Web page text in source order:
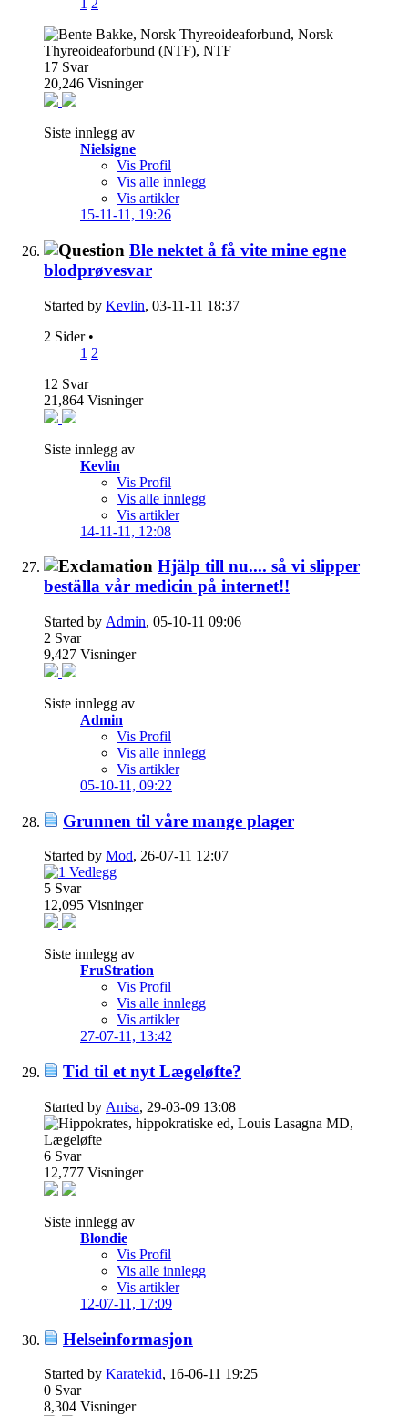
2
17 Svar
20,246 Visninger
Siste innlegg av
Nielsigne
Vis Profil
Vis alle innlegg
Vis artikler
15-11-11, 19:26
Ble nektet å få vite mine egne
blodprøvesvar
Started by Kevlin, 03-11-11 18:37
2 Sider •
1 2
12 Svar
21,864 Visninger
Siste innlegg av
Kevlin
Vis Profil
Vis alle innlegg
Vis artikler
14-11-11, 12:08
Hjälp till nu.... så vi slipper
beställa vår medicin på internet!!
Started by Admin, 05-10-11 09:06
2 Svar
9,427 Visninger
Siste innlegg av
Admin
Vis Profil
Vis alle innlegg
Vis artikler
05-10-11, 09:22
Grunnen til våre mange plager
Started by Mod, 26-07-11 12:07
5 Svar
12,095 Visninger
Siste innlegg av
FruStration
Vis Profil
Vis alle innlegg
Vis artikler
27-07-11, 13:42
Tid til et nyt Lægeløfte?
Started by Anisa, 29-03-09 13:08
6 Svar
12,777 Visninger
Siste innlegg av
Blondie
Vis Profil
Vis alle innlegg
Vis artikler
12-07-11, 17:09
Helseinformasjon
Started by Karatekid, 16-06-11 19:25
0 Svar
8,304 Visninger